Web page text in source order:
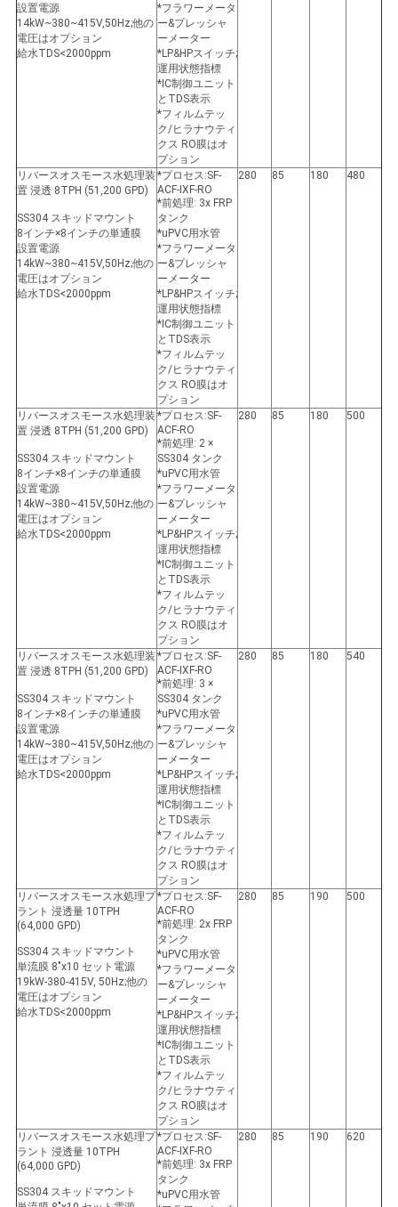
設置電源
14kW~380~415V,50Hz;他の
電圧はオプション
給水TDS<2000ppm
*フラワーメータ
ー&プレッシャ
ーメーター
*LP&HPスイッチ;
運用状態指標
*IC制御ユニット
とTDS表示
*フィルムテッ
ク/ヒラナウティ
クス RO膜はオ
プション
リバースオスモース水処理装
置 浸透 8TPH (51,200 GPD)
SS304 スキッドマウント
8インチ×8インチの単通膜
設置電源
14kW~380~415V,50Hz;他の
電圧はオプション
給水TDS<2000ppm
*プロセス:SF-
ACF-IXF-RO
*前処理: 3x FRP
タンク
*uPVC用水管
*フラワーメータ
ー&プレッシャ
ーメーター
*LP&HPスイッチ;
運用状態指標
*IC制御ユニット
とTDS表示
*フィルムテッ
ク/ヒラナウティ
クス RO膜はオ
プション
280 85 180 480
リバースオスモース水処理装
置 浸透 8TPH (51,200 GPD)
SS304 スキッドマウント
8インチ×8インチの単通膜
設置電源
14kW~380~415V,50Hz;他の
電圧はオプション
給水TDS<2000ppm
*プロセス:SF-
ACF-RO
*前処理: 2 ×
SS304 タンク
*uPVC用水管
*フラワーメータ
ー&プレッシャ
ーメーター
*LP&HPスイッチ;
運用状態指標
*IC制御ユニット
とTDS表示
*フィルムテッ
ク/ヒラナウティ
クス RO膜はオ
プション
280 85 180 500
リバースオスモース水処理装
置 浸透 8TPH (51,200 GPD)
SS304 スキッドマウント
8インチ×8インチの単通膜
設置電源
14kW~380~415V,50Hz;他の
電圧はオプション
給水TDS<2000ppm
*プロセス:SF-
ACF-IXF-RO
*前処理: 3 ×
SS304 タンク
*uPVC用水管
*フラワーメータ
ー&プレッシャ
ーメーター
*LP&HPスイッチ;
運用状態指標
*IC制御ユニット
とTDS表示
*フィルムテッ
ク/ヒラナウティ
クス RO膜はオ
プション
280 85 180 540
リバースオスモース水処理プ
ラント 浸透量 10TPH
(64,000 GPD)
SS304 スキッドマウント
単流膜 8"x10 セット電源
19kW-380-415V, 50Hz;他の
電圧はオプション
給水TDS<2000ppm
*プロセス:SF-
ACF-RO
*前処理: 2x FRP
タンク
*uPVC用水管
*フラワーメータ
ー&プレッシャ
ーメーター
*LP&HPスイッチ;
運用状態指標
*IC制御ユニット
とTDS表示
*フィルムテッ
ク/ヒラナウティ
クス RO膜はオ
プション
280 85 190 500
リバースオスモース水処理プ
ラント 浸透量 10TPH
(64,000 GPD)
SS304 スキッドマウント
*プロセス:SF-
ACF-IXF-RO
*前処理: 3x FRP
タンク
*uPVC用水管
280 85 190 620